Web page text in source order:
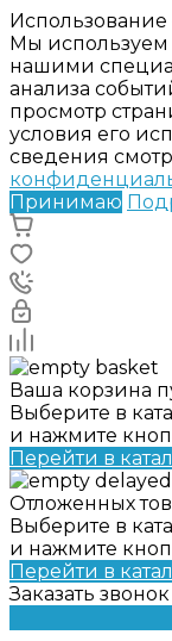
Мы используем
нашими
анализа
просмотр
условия его
сведения
Принимаю
Ваша корзина
Выберите в
и нажмите
Перейти в
Отложенных
Выберите в
и нажмите
Перейти в
Заказать звонок